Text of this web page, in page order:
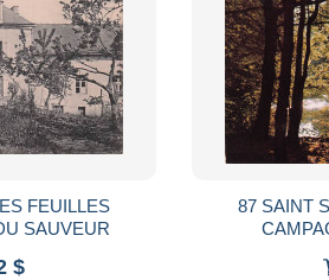
FEUILLES
SAUVEUR
$
87 SAINT